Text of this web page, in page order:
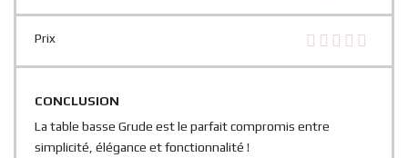
Prix
CONCLUSION
La table basse Grude est le parfait compromis entre
simplicité, élégance et fonctionnalité !